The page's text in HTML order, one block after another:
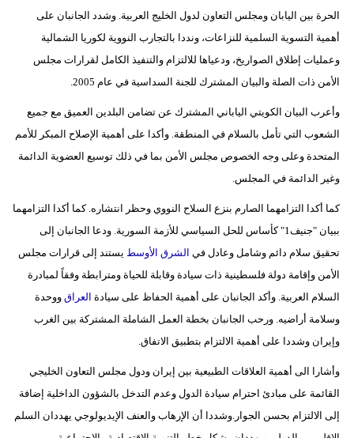
فيديو
سيارات
الحرة بين اليابان ومجلس التعاون لدول الخليج العربية. وشدد الجانبان على
أهمية التسوية السلمية للنزاعات، ونددا بالتجارب النووية لكوريا الشمالية
وعمليات إطلاق الصواريخ، ودعياها للالتزام والتنفيذ الكامل لقرارات مجلس
الأمن ذات الصلة والبيان المشترك للجنة السداسية في عام 2005.
وأعرب البيان الكويتي الياباني المشترك عن تضامن البلدين العميق مع جميع
الشعوب التي تأمل بالسلام في المنطقة. وأكدا على أهمية الإصلاح المبكر للأمم
المتحدة وعلى وجه الخصوص مجلس الأمن بما في ذلك توسيع العضوية الدائمة
وغير الدائمة في المجلس.
كما أكدا التزامهما الصارم بنزع السلاح النووي وحظر انتشاره. كما أكدا التزامهما
ببيان "جنيف1" كأساس للحل السياسي للأزمة السورية. ودعا الجانبان إلى
تحقيق سلام دائم وشامل وعادل في الشرق الأوسط يستند إلى قرارات مجلس
الأمن وإقامة دولة فلسطينية ذات سيادة وقابلة للحياة ومترابطة وفقاً لمبادرة
السلام العربية. وأكد الجانبان على أهمية الحفاظ على سيادة العراق ووحدة
وسلامة أراضيه. ورحب الجانبان بخطة العمل الشاملة المشتركة بين الغرب
وإيران وشددا على أهمية الالتزام بتطبيق الاتفاق.
وأشارا الى أهمية العلاقات الطبيعية بين إيران ودول مجلس التعاون الخليجي
القائمة على مبادئ احترام سيادة الدول وعدم التدخل بالشؤون الداخلية إضافة
إلى الالتزام بحسن الجوار.وشددا أن الإرهاب والعنف الإيديولوجي يهددان السلم